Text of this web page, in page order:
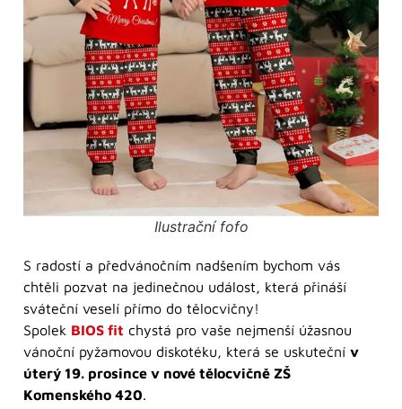
Ilustrační fofo
S radostí a předvánočním nadšením bychom vás
chtěli pozvat na jedinečnou událost, která přináší
sváteční veselí přímo do tělocvičny!
Spolek BIOS fit chystá pro vaše nejmenší úžasnou
vánoční pyžamovou diskotéku, která se uskuteční v
úterý 19. prosince v nové tělocvičně ZŠ
Komenského 420.